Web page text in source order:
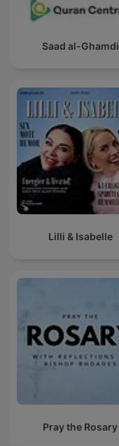
Saad al-Ghamdi
Lilli & Isabelle
Pray the Rosary